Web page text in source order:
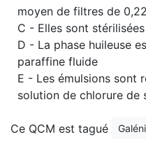
moyen de filtres de
C - Elles sont
D - La phase huileuse
paraffine fluide
E - Les émulsions sont
solution de chlorure de
Ce QCM est tagué